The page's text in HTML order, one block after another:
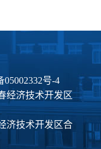
05002332号-4
经济技术开发区
济技术开发区合